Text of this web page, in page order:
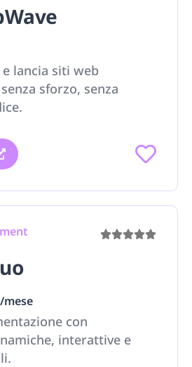
lancia siti web
sforzo, senza
mese
con
interattive e